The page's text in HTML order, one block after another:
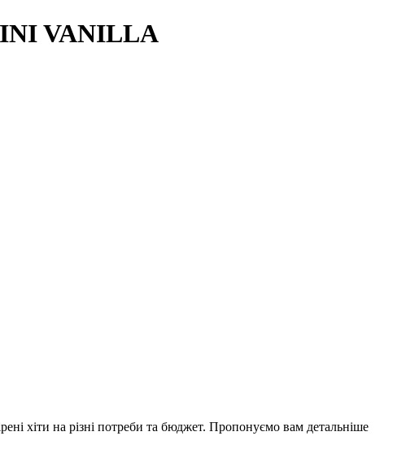
VANILLA
хіти на різні потреби та бюджет. Пропонуємо вам детальніше